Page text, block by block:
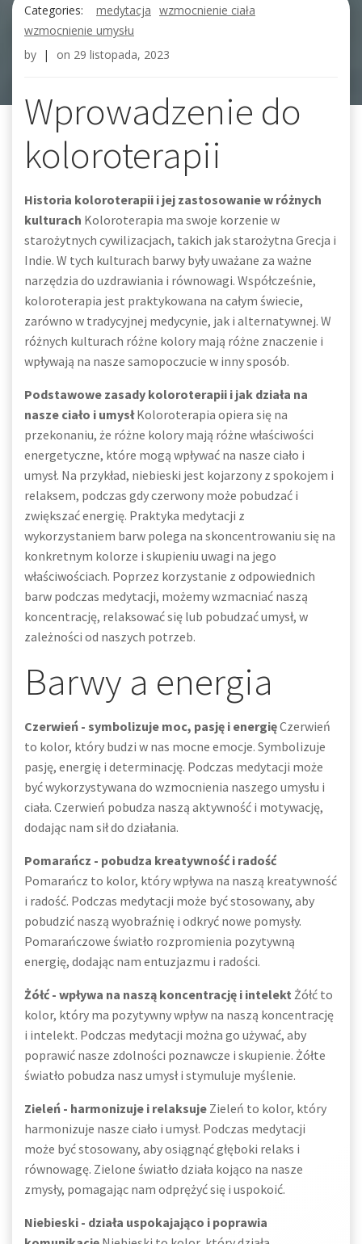
Categories: medytacja wzmocnienie ciała
wzmocnienie umysłu
by | on 29 listopada, 2023
Wprowadzenie do
koloroterapii
Historia koloroterapii i jej zastosowanie w różnych
kulturach Koloroterapia ma swoje korzenie w
starożytnych cywilizacjach, takich jak starożytna Grecja i
Indie. W tych kulturach barwy były uważane za ważne
narzędzia do uzdrawiania i równowagi. Współcześnie,
koloroterapia jest praktykowana na całym świecie,
zarówno w tradycyjnej medycynie, jak i alternatywnej. W
różnych kulturach różne kolory mają różne znaczenie i
wpływają na nasze samopoczucie w inny sposób.
Podstawowe zasady koloroterapii i jak działa na
nasze ciało i umysłKoloroterapia opiera się na
przekonaniu, że różne kolory mają różne właściwości
energetyczne, które mogą wpływać na nasze ciało i
umysł. Na przykład, niebieski jest kojarzony z spokojem i
relaksem, podczas gdy czerwony może pobudzać i
zwiększać energię. Praktyka medytacji z
wykorzystaniem barw polega na skoncentrowaniu się na
konkretnym kolorze i skupieniu uwagi na jego
właściwościach. Poprzez korzystanie z odpowiednich
barw podczas medytacji, możemy wzmacniać naszą
koncentrację, relaksować się lub pobudzać umysł, w
zależności od naszych potrzeb.
Barwy a energia
Czerwień - symbolizuje moc, pasję i energięCzerwień
to kolor, który budzi w nas mocne emocje. Symbolizuje
pasję, energię i determinację. Podczas medytacji może
być wykorzystywana do wzmocnienia naszego umysłu i
ciała. Czerwień pobudza naszą aktywność i motywację,
dodając nam sił do działania.
Pomarańcz - pobudza kreatywność i radość
Pomarańcz to kolor, który wpływa na naszą kreatywność
i radość. Podczas medytacji może być stosowany, aby
pobudzić naszą wyobraźnię i odkryć nowe pomysły.
Pomarańczowe światło rozpromienia pozytywną
energię, dodając nam entuzjazmu i radości.
Żółć - wpływa na naszą koncentrację i intelekt Żółć to
kolor, który ma pozytywny wpływ na naszą koncentrację
i intelekt. Podczas medytacji można go używać, aby
poprawić nasze zdolności poznawcze i skupienie. Żółte
światło pobudza nasz umysł i stymuluje myślenie.
Zieleń - harmonizuje i relaksuje Zieleń to kolor, który
harmonizuje nasze ciało i umysł. Podczas medytacji
może być stosowany, aby osiągnąć głęboki relaks i
równowagę. Zielone światło działa kojąco na nasze
zmysły, pomagając nam odprężyć się i uspokoić.
Niebieski - działa uspokajająco i poprawia